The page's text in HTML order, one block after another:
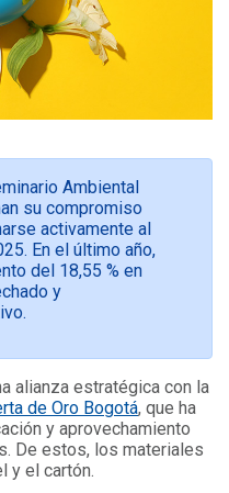
Ambiental
su compromiso
activamente al
En el último año,
del 18,55 % en
y
alianza estratégica con la
de Oro Bogotá, que ha
y aprovechamiento
De estos, los materiales
y el cartón.